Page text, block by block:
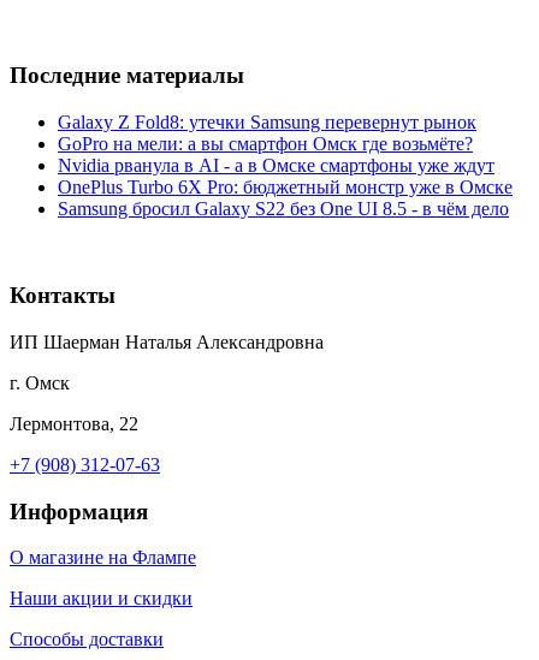
Последние материалы
Galaxy Z Fold8: утечки Samsung перевернут рынок
GoPro на мели: а вы смартфон Омск где возьмёте?
Nvidia рванула в AI - а в Омске смартфоны уже ждут
OnePlus Turbo 6X Pro: бюджетный монстр уже в Омске
Samsung бросил Galaxy S22 без One UI 8.5 - в чём дело
Контакты
ИП Шаерман Наталья Александровна
г. Омск
Лермонтова, 22
+7 (908) 312-07-63
Информация
О магазине на Флампе
Наши акции и скидки
Способы доставки